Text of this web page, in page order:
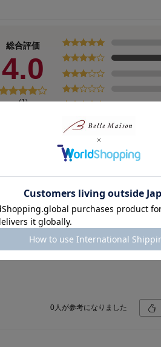
総合評価
4.0
(1)
0 人が参考になりました